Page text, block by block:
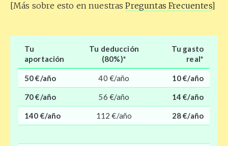
[Más sobre esto en nuestrasPreguntas Frecuentes]
Tu
aportación
Tu deducción
(80%)*
Tu gasto
real*
50 €/año 40 €/año 10 €/año
70 €/año 56 €/año 14 €/año
140 €/año 112 €/año 28 €/año